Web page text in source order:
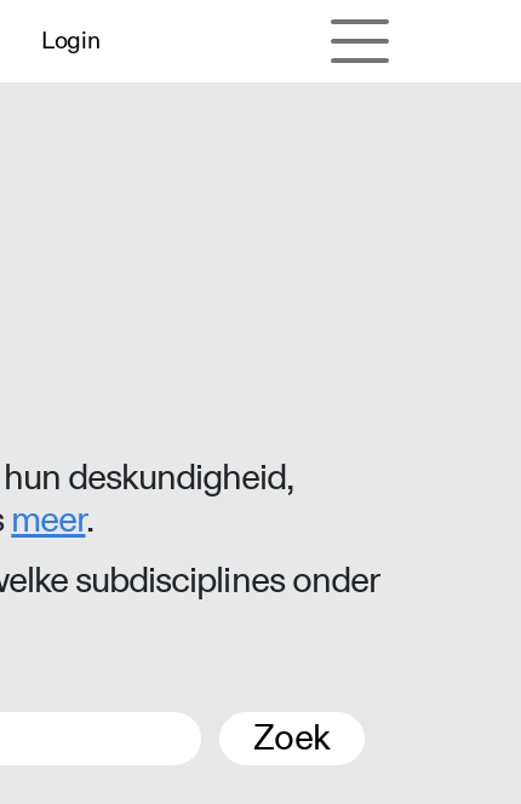
Login
deskundigheid,
meer.
subdisciplines onder
Zoek